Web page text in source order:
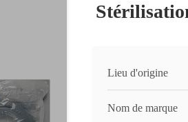
Lieu d'origine
Nom de marque